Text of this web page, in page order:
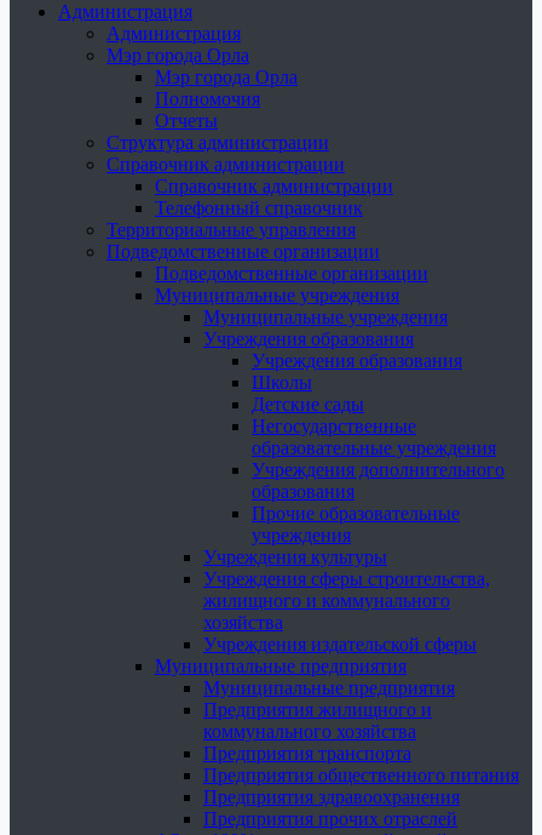
Администрация
Администрация
Мэр города Орла
Мэр города Орла
Полномочия
Отчеты
Структура администрации
Справочник администрации
Справочник администрации
Телефонный справочник
Территориальные управления
Подведомственные организации
Подведомственные организации
Муниципальные учреждения
Муниципальные учреждения
Учреждения образования
Учреждения образования
Школы
Детские сады
Негосударственные
образовательные учреждения
Учреждения дополнительного
образования
Прочие образовательные
учреждения
Учреждения культуры
Учреждения сферы строительства,
жилищного и коммунального
хозяйства
Учреждения издательской сферы
Муниципальные предприятия
Муниципальные предприятия
Предприятия жилищного и
коммунального хозяйства
Предприятия транспорта
Предприятия общественного питания
Предприятия здравоохранения
Предприятия прочих отраслей